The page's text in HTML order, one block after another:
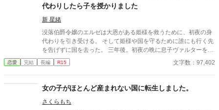
代わりしたら子を授かりました
新 星緒
没落伯爵令嬢のエルゼは大恩がある姫様を救うために、初夜の身
代わりを引き受ける。 そして姫様や国を守るために誰にも行く先
を告げずに国を去った。 三年後。初夜の晩に息子ヴァルターを授
かっていたエルゼは、ひっそりと暮らしていた。ところが元婚約
者に拉致られて、あわやというところに初夜の相手であるハイン
「初夜の相手が君だと最初からわかっていたが？」 ――身代わり
初夜から始まる、純愛溺愛執着愛のお話！
恋愛 完結 長編 R15 文字数：97,402
女の子がほとんど産まれない国に転生しました。
さくらもち